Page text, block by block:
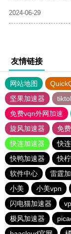
2024-06-29
友情链接
网站地图
坚果加速器
免费vqn外网加速
旋风加速器
免
快连加速器
快
快鸭加速器
快
软件中心
雷霆
小美
小美vpn
闪电猫加速器
极风加速器